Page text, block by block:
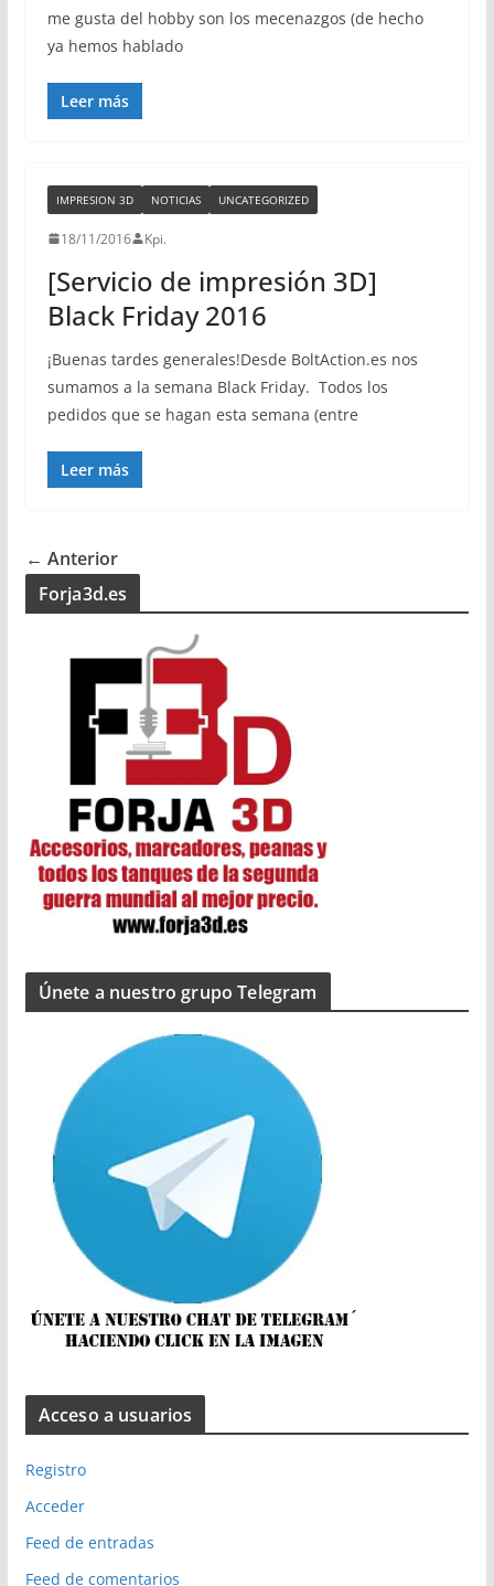
me gusta del hobby son los mecenazgos (de hecho
ya hemos hablado
Leer más
IMPRESION 3D NOTICIAS UNCATEGORIZED
18/11/2016 Kpi.
[Servicio de impresión 3D]
Black Friday 2016
¡Buenas tardes generales!Desde BoltAction.es nos
sumamos a la semana Black Friday. Todos los
pedidos que se hagan esta semana (entre
Leer más
← Anterior
Forja3d.es
Únete a nuestro grupo Telegram
Acceso a usuarios
Registro
Acceder
Feed de entradas
Feed de comentarios